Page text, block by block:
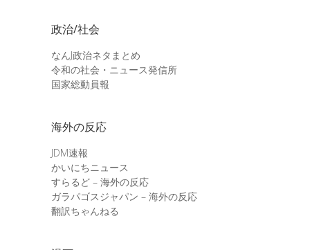
政治/社会
なんJ政治ネタまとめ
令和の社会・ニュース発信所
国家総動員報
海外の反応
JDM速報
かいにちニュース
すらるど – 海外の反応
ガラパゴスジャパン – 海外の反応
翻訳ちゃんねる